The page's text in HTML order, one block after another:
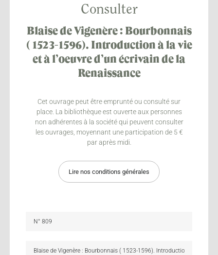
Consulter
Blaise de Vigenère : Bourbonnais
( 1523-1596). Introduction à la vie
et à l’oeuvre d’un écrivain de la
Renaissance
Cet ouvrage peut être emprunté ou consulté sur
place. La bibliothèque est ouverte aux personnes
non adhérentes à la société qui peuvent consulter
les ouvrages, moyennant une participation de 5 €
par après midi.
Lire nos conditions générales